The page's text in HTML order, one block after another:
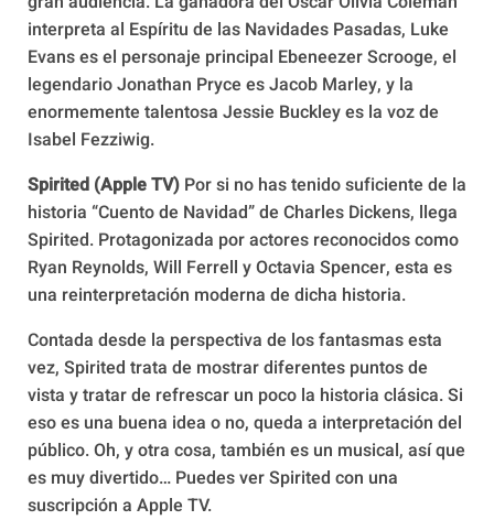
interpreta al Espíritu de las Navidades Pasadas, Luke
Evans es el personaje principal Ebeneezer Scrooge, el
legendario Jonathan Pryce es Jacob Marley, y la
enormemente talentosa Jessie Buckley es la voz de
Isabel Fezziwig.
Spirited (Apple TV) Por si no has tenido suficiente de la
historia “Cuento de Navidad” de Charles Dickens, llega
Spirited. Protagonizada por actores reconocidos como
Ryan Reynolds, Will Ferrell y Octavia Spencer, esta es
una reinterpretación moderna de dicha historia.
Contada desde la perspectiva de los fantasmas esta
vez, Spirited trata de mostrar diferentes puntos de
vista y tratar de refrescar un poco la historia clásica. Si
eso es una buena idea o no, queda a interpretación del
público. Oh, y otra cosa, también es un musical, así que
es muy divertido… Puedes ver Spirited con una
suscripción a Apple TV.